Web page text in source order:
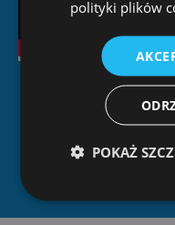
polityki plików
POKAŻ